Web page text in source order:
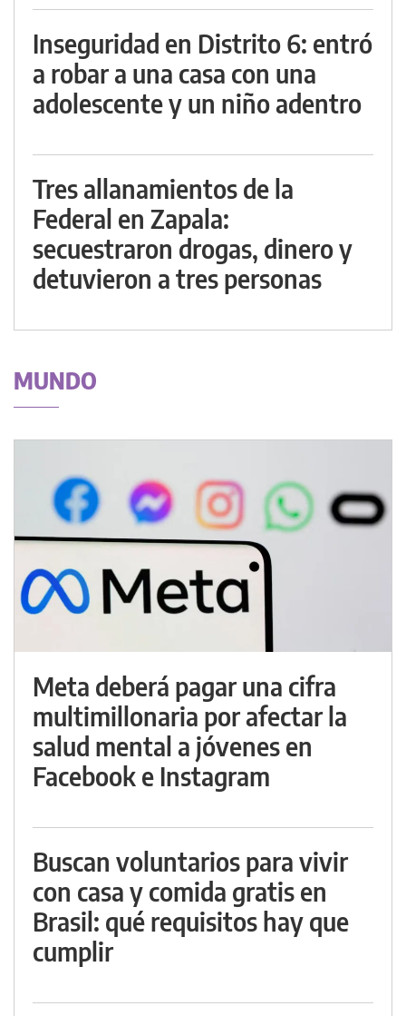
Inseguridad en Distrito 6: entró
a robar a una casa con una
adolescente y un niño adentro
Tres allanamientos de la
Federal en Zapala:
secuestraron drogas, dinero y
detuvieron a tres personas
MUNDO
Meta deberá pagar una cifra
multimillonaria por afectar la
salud mental a jóvenes en
Facebook e Instagram
Buscan voluntarios para vivir
con casa y comida gratis en
Brasil: qué requisitos hay que
cumplir